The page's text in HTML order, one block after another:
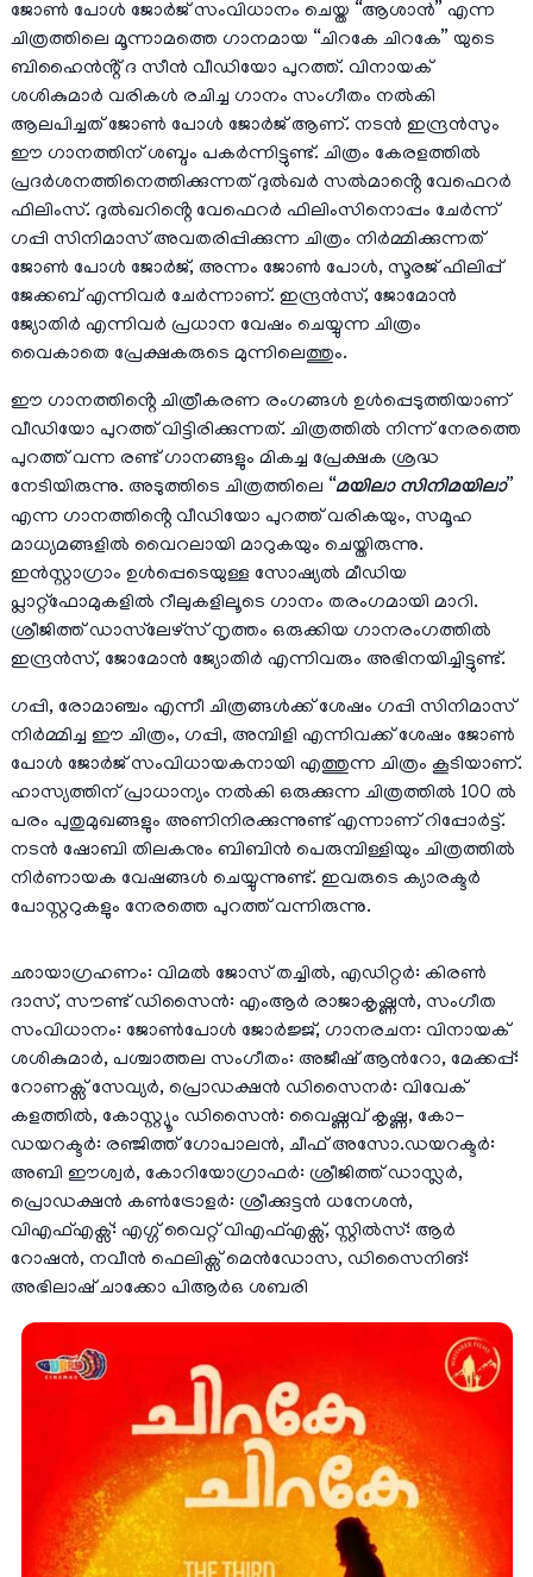
ജോൺ പോൾ ജോർജ് സംവിധാനം ചെയ്ത “ആശാൻ” എന്ന
ചിത്രത്തിലെ മൂന്നാമത്തെ ഗാനമായ “ചിറകേ ചിറകേ” യുടെ
ബിഹൈൻൻ്റ് ദ സീൻ വീഡിയോ പുറത്ത്. വിനായക്
ശശികുമാർ വരികൾ രചിച്ച ഗാനം സംഗീതം നൽകി
ആലപിച്ചത് ജോൺ പോൾ ജോർജ് ആണ്. നടൻ ഇന്ദ്രൻസും
ഈ ഗാനത്തിന് ശബ്ദം പകർന്നിട്ടുണ്ട്. ചിത്രം കേരളത്തിൽ
പ്രദർശനത്തിനെത്തിക്കുന്നത് ദുൽഖർ സൽമാൻ്റെ വേഫെറർ
ഫിലിംസ്. ദുൽഖറിൻ്റെ വേഫെറർ ഫിലിംസിനൊപ്പം ചേർന്ന്
ഗപ്പി സിനിമാസ് അവതരിപ്പിക്കുന്ന ചിത്രം നിർമ്മിക്കുന്നത്
ജോൺ പോൾ ജോർജ്, അന്നം ജോൺ പോൾ, സൂരജ് ഫിലിപ്പ്
ജേക്കബ് എന്നിവർ ചേർന്നാണ്. ഇന്ദ്രൻസ്, ജോമോൻ
ജ്യോതിർ എന്നിവർ പ്രധാന വേഷം ചെയ്യുന്ന ചിത്രം
വൈകാതെ പ്രേക്ഷകരുടെ മുന്നിലെത്തും.
ഈ ഗാനത്തിൻ്റെ ചിത്രീകരണ രംഗങ്ങൾ ഉൾപ്പെടുത്തിയാണ്
വീഡിയോ പുറത്ത് വിട്ടിരിക്കുന്നത്. ചിത്രത്തിൽ നിന്ന് നേരത്തെ
പുറത്ത് വന്ന രണ്ട് ഗാനങ്ങളും മികച്ച പ്രേക്ഷക ശ്രദ്ധ
നേടിയിരുന്നു. അടുത്തിടെ ചിത്രത്തിലെ “മയിലാ സിനിമയിലാ”
എന്ന ഗാനത്തിൻ്റെ വീഡിയോ പുറത്ത് വരികയും, സമൂഹ
മാധ്യമങ്ങളിൽ വൈറലായി മാറുകയും ചെയ്തിരുന്നു.
ഇൻസ്റ്റാഗ്രാം ഉൾപ്പെടെയുള്ള സോഷ്യൽ മീഡിയ
പ്ലാറ്റ്ഫോമുകളിൽ റീലുകളിലൂടെ ഗാനം തരംഗമായി മാറി.
ശ്രീജിത്ത് ഡാസ്‌ലേഴ്സ് നൃത്തം ഒരുക്കിയ ഗാനരംഗത്തിൽ
ഇന്ദ്രൻസ്, ജോമോൻ ജ്യോതിർ എന്നിവരും അഭിനയിച്ചിട്ടുണ്ട്.
ഗപ്പി, രോമാഞ്ചം എന്നീ ചിത്രങ്ങൾക്ക് ശേഷം ഗപ്പി സിനിമാസ്
നിർമ്മിച്ച ഈ ചിത്രം, ഗപ്പി, അമ്പിളി എന്നിവക്ക് ശേഷം ജോൺ
പോൾ ജോർജ് സംവിധായകനായി എത്തുന്ന ചിത്രം കൂടിയാണ്.
ഹാസ്യത്തിന് പ്രാധാന്യം നൽകി ഒരുക്കുന്ന ചിത്രത്തിൽ 100 ൽ
പരം പുതുമുഖങ്ങളും അണിനിരക്കുന്നുണ്ട് എന്നാണ് റിപ്പോർട്ട്.
നടൻ ഷോബി തിലകനും ബിബിൻ പെരുമ്പിള്ളിയും ചിത്രത്തിൽ
നിർണായക വേഷങ്ങൾ ചെയ്യുന്നുണ്ട്. ഇവരുടെ ക്യാരക്ടർ
പോസ്റ്ററുകളും നേരത്തെ പുറത്ത് വന്നിരുന്നു.
ഛായാഗ്രഹണം: വിമൽ ജോസ് തച്ചിൽ, എഡിറ്റർ: കിരൺ
ദാസ്, സൗണ്ട് ഡിസൈൻ: എംആർ രാജാകൃഷ്ണൻ, സംഗീത
സംവിധാനം: ജോൺപോള്‍ ജോര്‍ജ്ജ്, ഗാനരചന: വിനായക്
ശശികുമാർ, പശ്ചാത്തല സംഗീതം: അജീഷ് ആന്‍റോ, മേക്കപ്പ്:
റോണക്സ് സേവ്യർ, പ്രൊഡക്ഷൻ ഡിസൈനർ: വിവേക്
കളത്തിൽ, കോസ്റ്റ്യൂം ഡിസൈൻ: വൈഷ്ണവ് കൃഷ്ണ, കോ-
ഡയറക്ടർ: രഞ്ജിത്ത് ഗോപാലൻ, ചീഫ് അസോ.ഡയറക്ടർ:
അബി ഈശ്വർ, കോറിയോഗ്രാഫർ: ശ്രീജിത്ത് ഡാസ്ലർ,
പ്രൊഡക്ഷൻ കൺട്രോളർ: ശ്രീക്കുട്ടൻ ധനേശൻ,
വിഎഫ്എക്സ്: എഗ്ഗ് വൈറ്റ് വിഎഫ്എക്സ്, സ്റ്റിൽസ്: ആർ
റോഷൻ, നവീൻ ഫെലിക്സ് മെൻഡോസ, ഡിസൈനിങ്:
അഭിലാഷ് ചാക്കോ പിആർഒ ശബരി